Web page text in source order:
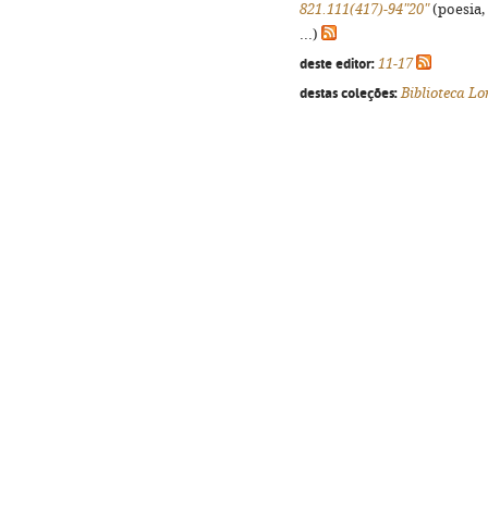
821.111(417)-94"20"(poesia,
...)
deste editor: 11-17
destas coleções: Biblioteca